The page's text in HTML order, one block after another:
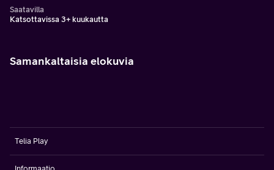
Saatavilla
Katsottavissa 3+ kuukautta
Samankaltaisia elokuvia
Telia Play